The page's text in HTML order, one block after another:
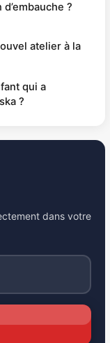
?
atelier à la
qui a
?
dans votre